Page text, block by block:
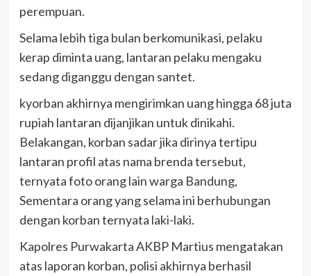
perempuan.
Selama lebih tiga bulan berkomunikasi, pelaku
kerap diminta uang, lantaran pelaku mengaku
sedang diganggu dengan santet.
kyorban akhirnya mengirimkan uang hingga 68 juta
rupiah lantaran dijanjikan untuk dinikahi.
Belakangan, korban sadar jika dirinya tertipu
lantaran profil atas nama brenda tersebut,
ternyata foto orang lain warga Bandung,
Sementara orang yang selama ini berhubungan
dengan korban ternyata laki-laki.
Kapolres Purwakarta AKBP Martius mengatakan
atas laporan korban, polisi akhirnya berhasil